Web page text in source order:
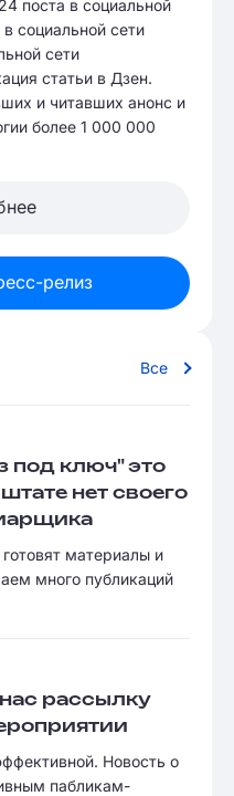
поста в социальной
социальной сети
сети
статьи в Дзен.
и читавших анонс и
более 1 000 000
релиз
Все
под ключ" это
нет своего
материалы и
много публикаций
рассылку
Новость о
пабликам-